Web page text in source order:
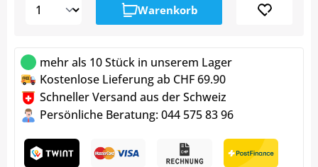
Warenkorb
mehr als 10 Stück in unserem Lager
Kostenlose Lieferung ab CHF 69.90
Schneller Versand aus der Schweiz
Persönliche Beratung: 044 575 83 96